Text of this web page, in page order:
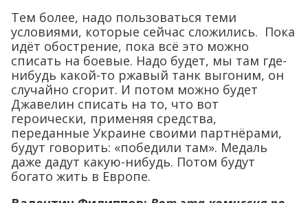
Тем более, надо пользоваться теми
условиями, которые сейчас сложились. Пока
идёт обострение, пока всё это можно
списать на боевые. Надо будет, мы там где-
нибудь какой-то ржавый танк выгоним, он
случайно сгорит. И потом можно будет
Джавелин списать на то, что вот
героически, применяя средства,
переданные Украине своими партнёрами,
будут говорить: «победили там». Медаль
даже дадут какую-нибудь. Потом будут
богато жить в Европе.